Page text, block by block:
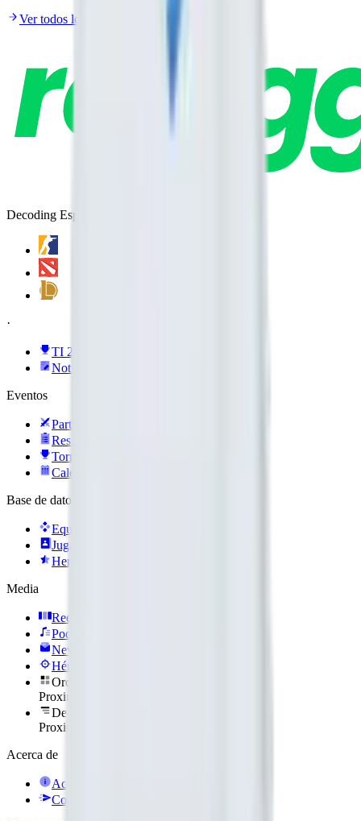
Ver todos los partidos próximos
Decoding Esports
·
TI 2026
Noticias
Eventos
Partidos
Resultados
Torneos
Calendario
Base de datos
Equipos
Jugadores
Heroes
Media
Reels
Podcasts
Newsletter
Héroe del día
Ordénalos
Proximamente
De héroe a cero
Proximamente
Acerca de
Acerca de nosotros
Contáctanos